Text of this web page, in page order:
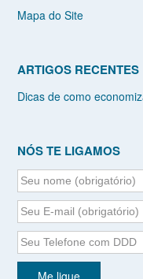
Mapa do Site
ARTIGOS RECENTES
Dicas de como
NÓS TE LIGAMOS